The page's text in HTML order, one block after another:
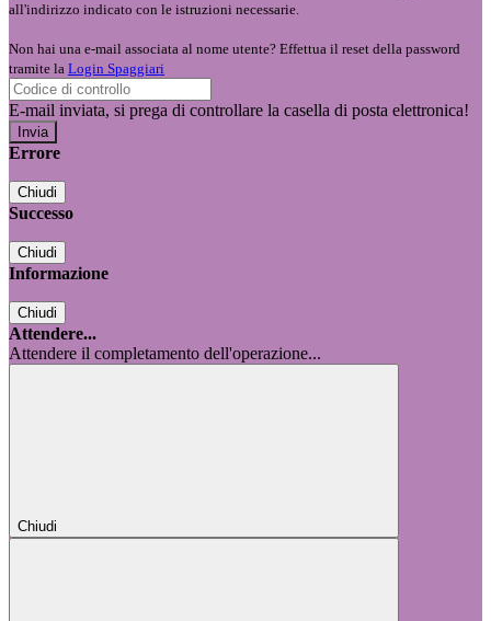
all'indirizzo indicato con le istruzioni necessarie.
Non hai una e-mail associata al nome utente? Effettua il reset della password
tramite la Login Spaggiari
E-mail inviata, si prega di controllare la casella di posta elettronica!
Errore
Chiudi
Successo
Chiudi
Informazione
Chiudi
Attendere...
Attendere il completamento dell'operazione...
Chiudi